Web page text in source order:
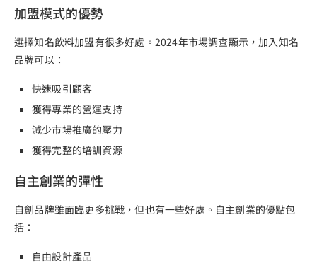
加盟模式的優勢
選擇知名飲料加盟有很多好處。2024年市場調查顯示，加入知名
品牌可以：
快速吸引顧客
獲得專業的營運支持
減少市場推廣的壓力
獲得完整的培訓資源
自主創業的彈性
自創品牌雖面臨更多挑戰，但也有一些好處。自主創業的優點包
括：
自由設計產品